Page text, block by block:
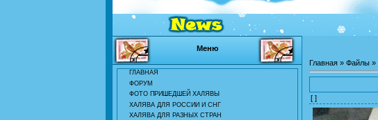
Меню
ГЛАВНАЯ
ФОРУМ
ФОТО ПРИШЕДШЕЙ ХАЛЯВЫ
ХАЛЯВА ДЛЯ РОССИИ И СНГ
ХАЛЯВА ДЛЯ РАЗНЫХ СТРАН
Главная » Файлы »
[ ]